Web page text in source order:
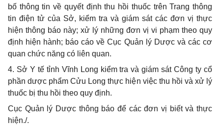
bố thông tin về quyết định thu hồi thuốc trên Trang thông
tin điện tử của Sở, kiểm tra và giám sát các đơn vị thực
hiện thông báo này; xử lý những đơn vị vi phạm theo quy
định hiện hành; báo cáo về Cục Quản lý Dược và các cơ
quan chức năng có liên quan.
4. Sở Y tế tỉnh Vĩnh Long kiểm tra và giám sát Công ty cổ
phần dược phẩm Cửu Long thực hiện việc thu hồi và xử lý
thuốc bị thu hồi theo quy định.
Cục Quản lý Dược thông báo để các đơn vị biết và thực
hiện./.